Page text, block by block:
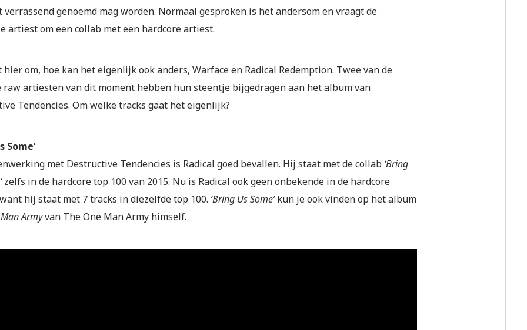
verrassend genoemd mag worden. Normaal gesproken is het andersom en vraagt de
artiest om een collab met een hardcore artiest.
hier om, hoe kan het eigenlijk ook anders, Warface en Radical Redemption. Twee van de
raw artiesten van dit moment hebben hun steentje bijgedragen aan het album van
Tendencies. Om welke tracks gaat het eigenlijk?
Some’
met Destructive Tendencies is Radical goed bevallen. Hij staat met de collab ‘Bring
zelfs in de hardcore top 100 van 2015. Nu is Radical ook geen onbekende in de hardcore
hij staat met 7 tracks in diezelfde top 100. ‘Bring Us Some’kun je ook vinden op het album
Armyvan The One Man Army himself.